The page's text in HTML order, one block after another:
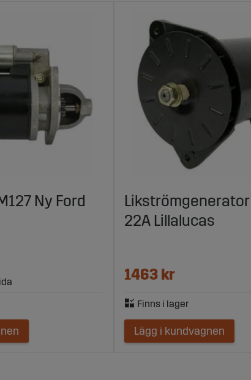
Ny Ford
22A Lillalucas
1463 kr
Lägg i kundvagnen